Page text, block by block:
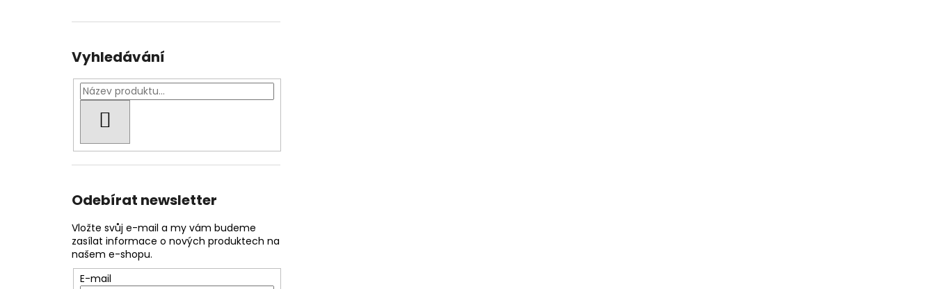
Vyhledávání
Odebírat newsletter
Vložte svůj e-mail a my vám budeme
zasílat informace o nových produktech na
našem e-shopu.
E-mail